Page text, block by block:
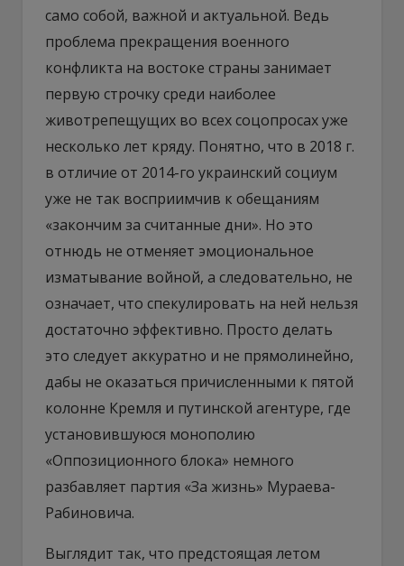
само собой, важной и актуальной. Ведь
проблема прекращения военного
конфликта на востоке страны занимает
первую строчку среди наиболее
животрепещущих во всех соцопросах уже
несколько лет кряду. Понятно, что в 2018 г.
в отличие от 2014-го украинский социум
уже не так восприимчив к обещаниям
«закончим за считанные дни». Но это
отнюдь не отменяет эмоциональное
изматывание войной, а следовательно, не
означает, что спекулировать на ней нельзя
достаточно эффективно. Просто делать
это следует аккуратно и не прямолинейно,
дабы не оказаться причисленными к пятой
колонне Кремля и путинской агентуре, где
установившуюся монополию
«Оппозиционного блока» немного
разбавляет партия «За жизнь» Мураева-
Рабиновича.
Выглядит так, что предстоящая летом